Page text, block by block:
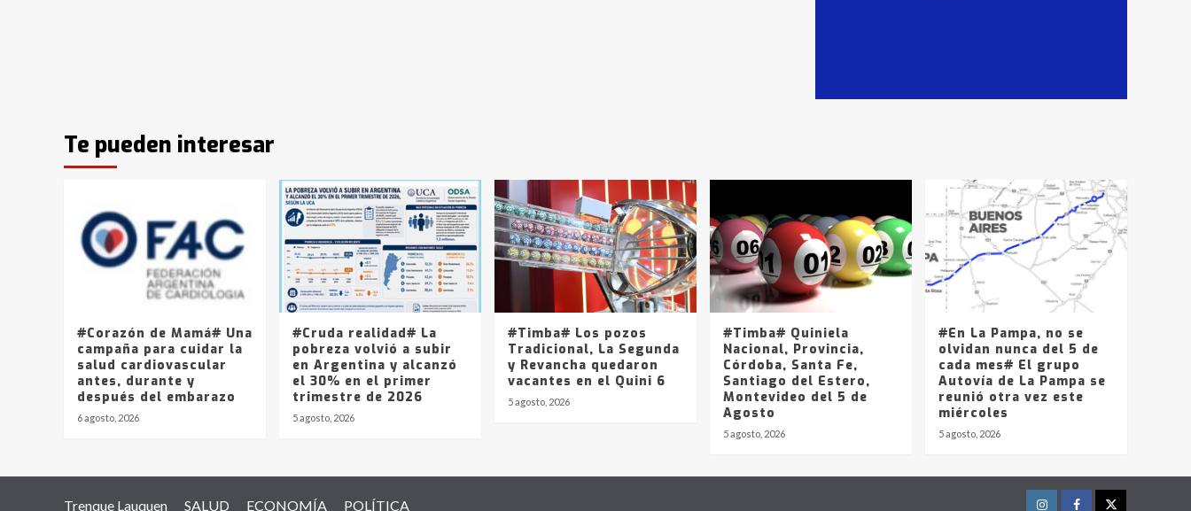
3
Identidad de los
adolescentes
pampeanos que fueron
protagonistas del fatal
accidente en la mañana
del lunes
4
Accidente en Ruta 5:
falleció un joven de
Trenque Lauquen
Los precios de los
combustibles en La
Pampa, desde YPF hasta
Axion entre 857 a 1338
pesos
Te pueden interesar
#Corazón de Mamá# Una
campaña para cuidar la
salud cardiovascular
antes, durante y
después del embarazo
6 agosto, 2026
#Cruda realidad# La
pobreza volvió a subir
en Argentina y alcanzó
el 30% en el primer
trimestre de 2026
5 agosto, 2026
#Timba# Los pozos
Tradicional, La Segunda
y Revancha quedaron
vacantes en el Quini 6
5 agosto, 2026
#Timba# Quiniela
Nacional, Provincia,
Córdoba, Santa Fe,
Santiago del Estero,
Montevideo del 5 de
Agosto
5 agosto, 2026
#En La Pampa, no se
olvidan nunca del 5 de
cada mes# El grupo
Autovía de La Pampa se
reunió otra vez este
miércoles
5 agosto, 2026
Trenque Lauquen SALUD ECONOMÍA POLÍTICA